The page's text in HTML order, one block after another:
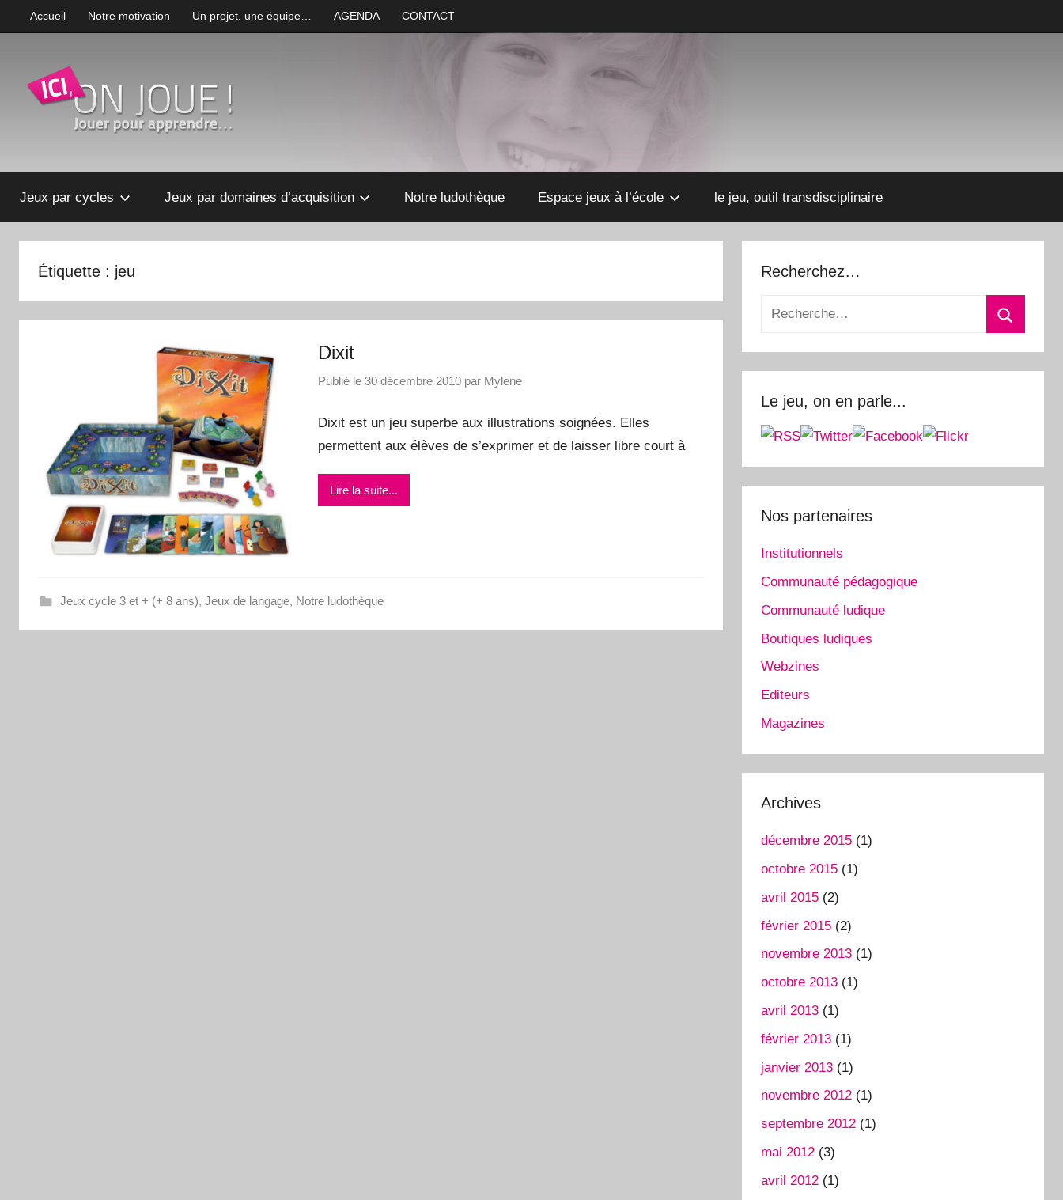
au
Accueil Notre motivation Un projet, une équipe… AGENDA CONTACT
Ici
on
joue
!
apprendre…
pour
apprendre
Jeux par cycles Jeux par domaines d’acquisition Notre ludothèque Espace jeux à l’école le jeu, outil transdisciplinaire
Étiquette : jeu
Dixit
Publié le 30 décembre 2010par Mylene
Dixit est un jeu superbe aux illustrations soignées. Elles
permettent aux élèves de s’exprimer et de laisser libre court à
Lire la suite...
Jeux cycle 3 et + (+ 8 ans), Jeux de langage, Notre ludothèque
Recherchez…
Le jeu, on en parle...
Nos partenaires
Institutionnels
Communauté pédagogique
Communauté ludique
Boutiques ludiques
Webzines
Editeurs
Magazines
Archives
décembre 2015 (1)
octobre 2015 (1)
avril 2015 (2)
février 2015 (2)
novembre 2013 (1)
octobre 2013 (1)
avril 2013 (1)
février 2013 (1)
janvier 2013 (1)
novembre 2012 (1)
septembre 2012 (1)
mai 2012 (3)
avril 2012 (1)